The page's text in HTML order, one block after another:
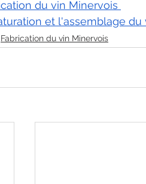
du vin Minervois
et l'assemblage du
Fabrication du vin Minervois